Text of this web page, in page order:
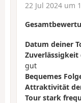
22 Jul 2024 um
Datum deiner
Zuverlässigkeit
gut
Bequemes
Attraktivität
Tour stark